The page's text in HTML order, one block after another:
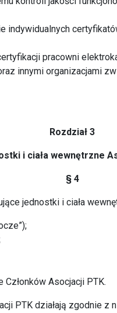
indywidualnych
pracowni
innymi organizacjami
Rozdział 3
i ciała wewnętrzne
§ 4
jednostki i ciała
Członków Asocjacji PTK.
PTK działają zgodnie z